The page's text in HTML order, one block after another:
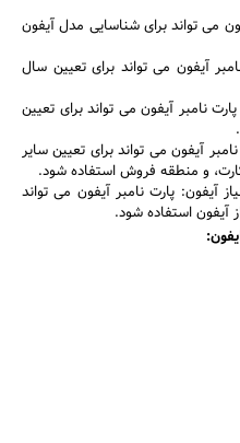
می تواند برای شناسایی مدل آیفون
آیفون می تواند برای تعیین سال
نامبر آیفون می تواند برای تعیین
آیفون می تواند برای تعیین سایر
و منطقه فروش استفاده شود.
آیفون: پارت نامبر آیفون می تواند
آیفون استفاده شود.